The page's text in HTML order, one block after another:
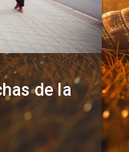
Colo